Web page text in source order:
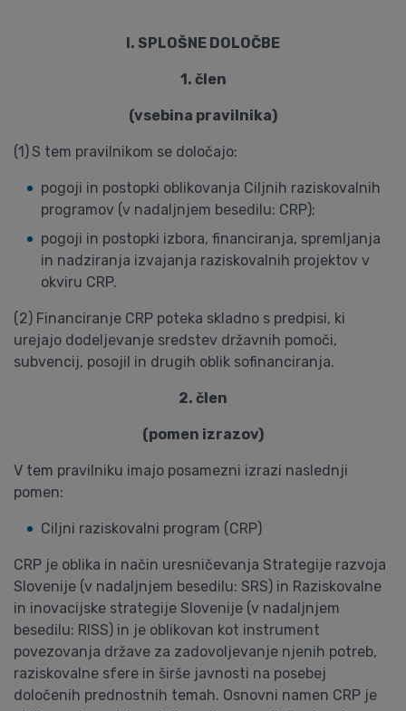
I. SPLOŠNE DOLOČBE
1. člen
(vsebina pravilnika)
(1)S tem pravilnikom se določajo:
pogoji in postopki oblikovanja Ciljnih raziskovalnih
programov (v nadaljnjem besedilu: CRP);
pogoji in postopki izbora, financiranja, spremljanja
in nadziranja izvajanja raziskovalnih projektov v
okviru CRP.
(2) Financiranje CRP poteka skladno s predpisi, ki
urejajo dodeljevanje sredstev državnih pomoči,
subvencij, posojil in drugih oblik sofinanciranja.
2. člen
(pomen izrazov)
V tem pravilniku imajo posamezni izrazi naslednji
pomen:
Ciljni raziskovalni program (CRP)
CRP je oblika in način uresničevanja Strategije razvoja
Slovenije (v nadaljnjem besedilu: SRS) in Raziskovalne
in inovacijske strategije Slovenije (v nadaljnjem
besedilu: RISS) in je oblikovan kot instrument
povezovanja države za zadovoljevanje njenih potreb,
raziskovalne sfere in širše javnosti na posebej
določenih prednostnih temah. Osnovni namen CRP je